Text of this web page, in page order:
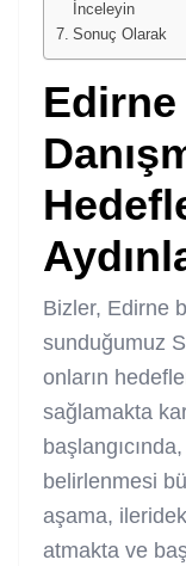
İnceleyin
Sonuç Olarak
Edirne
Bizler, Edirne
sunduğumuz
onların
sağlamakta
belirlenmesi
aşama,
atmakta ve